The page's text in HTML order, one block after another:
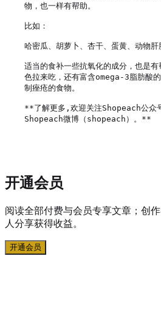
物，也一样有帮助。
比如：
哈密瓜、胡萝卜、杏干、蛋黄、动物肝
适当的食补一些抗氧化的成分，也是
色拉来吃，还有富含omega-3脂肪酸
制痤疮的食物。
**了解更多,欢迎关注Shopeach公众
Shopeach微博（shopeach）。**
开通会员
阅读全部付费与会员专享文章；创
人分享获得收益。
开通会员